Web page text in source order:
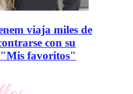
viaja miles de
con su
favoritos"